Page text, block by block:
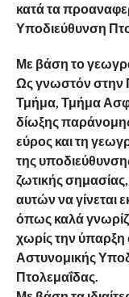
κατά τα
Υποδιεύθυνση
Με βάση το
Ως γνωστόν στην
Τμήμα, Τμήμα
δίωξης
εύρος και τη
της
ζωτικής
αυτών να γίνεται
όπως καλά
χωρίς την
Αστυνομικής
Πτολεμαΐδας.